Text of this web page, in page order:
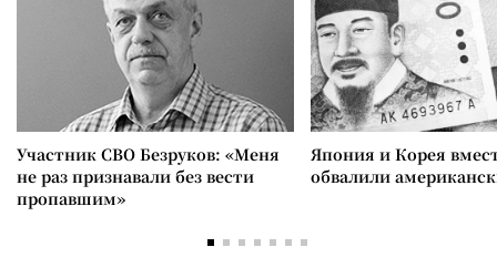
Участник СВО Безруков: «Меня
не раз признавали без вести
пропавшим»
Япония и Корея
обвалили